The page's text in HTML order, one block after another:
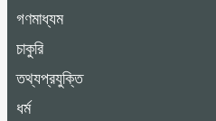
গণমাধ্যম
চাকুরি
তথ্যপ্রযুক্তি
ধর্ম